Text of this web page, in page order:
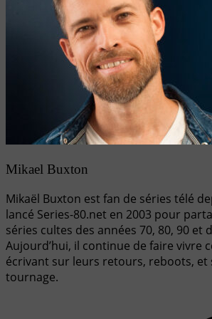
Mikael Buxton
Mikaël Buxton est fan de séries télé
lancé Series-80.net en 2003 pour
séries cultes des années 70, 80, 90 et
Aujourd’hui, il continue de faire vivre
écrivant sur leurs retours, reboots, et
tournage.